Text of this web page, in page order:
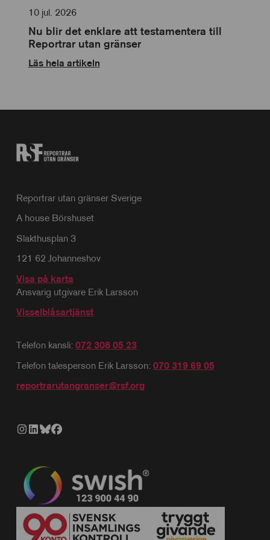
10 jul. 2026
Nu blir det enklare att testamentera till
Reportrar utan gränser
Läs hela artikeln
Reportrar utan gränser Sverige
A house Börshuset
Slakthusplan 3
121 62 Johanneshov
Visa på karta
Ansvarig utgivare Erik Larsson
Visselblåsartjänst
Telefon kansli: 072 308 05 23
Telefon talesperson Erik Larsson: 070 319 69 05
reportrarutangranser@rsf.org